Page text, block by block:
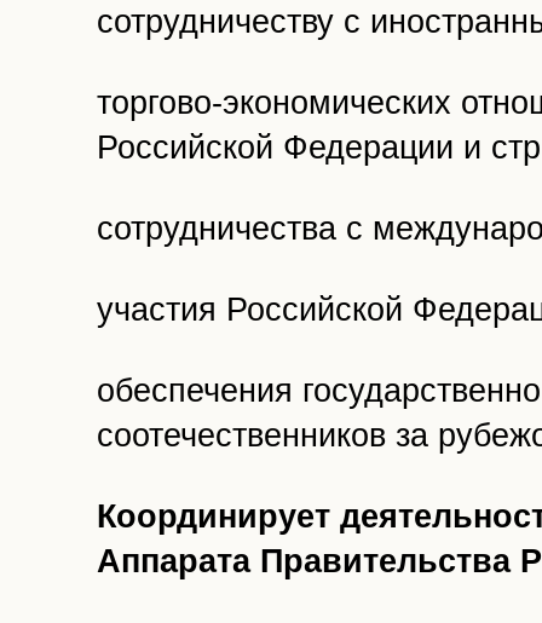
сотрудничеству с
торгово-экономических
Российской Федерации и
сотрудничества с
участия Российской
обеспечения
соотечественников за
Координирует
Аппарата Правительства